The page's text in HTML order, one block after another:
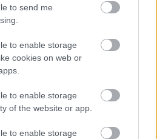
to send me
to enable storage
cookies on web or
to enable storage
of the website or app.
to enable storage
egy másodpercet javított a